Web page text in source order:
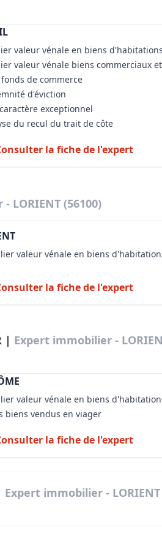
valeur vénale en biens d'habitations
valeur vénale biens commerciaux
de commerce
d'éviction
exceptionnel
du recul du trait de côte
la fiche de l'expert
LORIENT (56100)
valeur vénale en biens
la fiche de l'expert
| Expert immobilier -
valeur vénale en biens
biens vendus en viager
la fiche de l'expert
Expert immobilier - LORIENT